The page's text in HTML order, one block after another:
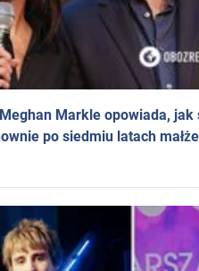
Markle opowiada, jak
po siedmiu latach